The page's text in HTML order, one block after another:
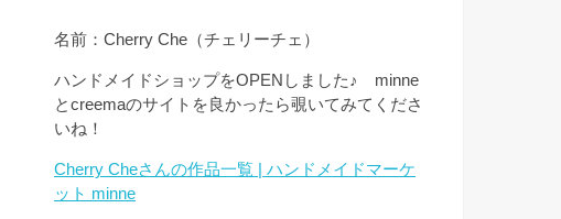
名前：Cherry Che（チェリーチェ）
ハンドメイドショップをOPENしました♪ minne
とcreemaのサイトを良かったら覗いてみてくださ
いね！
Cherry Cheさんの作品一覧 | ハンドメイドマーケ
ット minne